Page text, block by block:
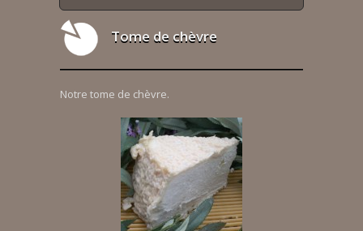
Tome de chèvre
Notre tome de chèvre.